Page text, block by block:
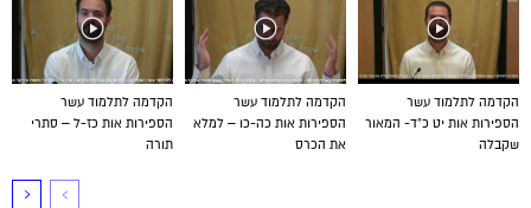
הקדמה לתלמוד עשר
הספירות אות כז-ל – סתרי
תורה
הקדמה לתלמוד עשר
הספירות אות כה-כו – למלא
את הכרס
הקדמה לתלמוד עשר
הספירות אות יט כ”ד- המאור
שקבלה